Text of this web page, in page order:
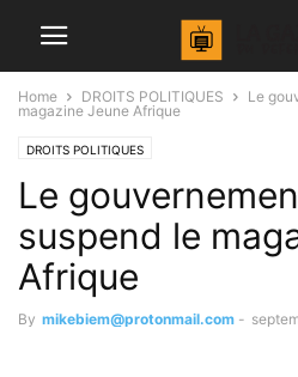
Home DROITS POLITIQUES
Le
magazine Jeune Afrique
DROITS POLITIQUES
Le
suspend le
Afrique
By mikebiem@protonmail.com -